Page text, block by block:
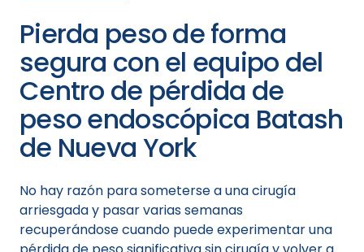
Pierda peso de forma
segura con el equipo del
Centro de pérdida de
peso endoscópica Batash
de Nueva York
No hay razón para someterse a una cirugía
arriesgada y pasar varias semanas
recuperándose cuando puede experimentar una